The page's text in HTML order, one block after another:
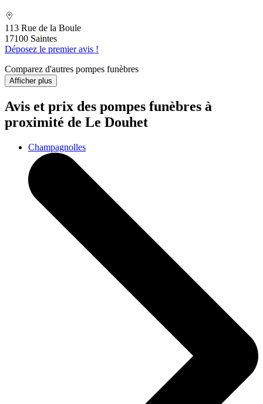
113 Rue de la Boule
17100 Saintes
Déposez le premier avis !
Comparez d'autres pompes funèbres
Afficher plus
Avis et prix des pompes funèbres à
proximité de Le Douhet
Champagnolles